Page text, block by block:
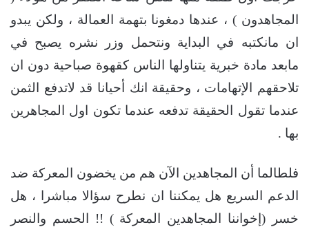
المجاهدون ) ، عندها دمغونا بتهمة العمالة ، ولكن يبدو
ان مانكتبه في البداية ونتحمل وزر نشره يصبح في
مابعد مادة خبرية يتناولها الناس كقهوة صباحية دون ان
تلاحقهم الإتهامات ، وحقيقة انك أحيانا قد لاتدفع الثمن
عندما تقول الحقيقة تدفعه عندما تكون اول المجاهرين
بها .
فلطالما أن المجاهدين الآن هم من يخضون المعركة ضد
الدعم السريع هل يمكننا ان نطرح سؤالا مباشرا ، هل
خسر (إخواننا المجاهدين المعركة ) !! الحسم والنصر